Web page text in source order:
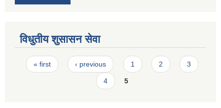
विधुतीय शुसासन सेवा
Pages
« first ‹ previous 1 2 3
4 5